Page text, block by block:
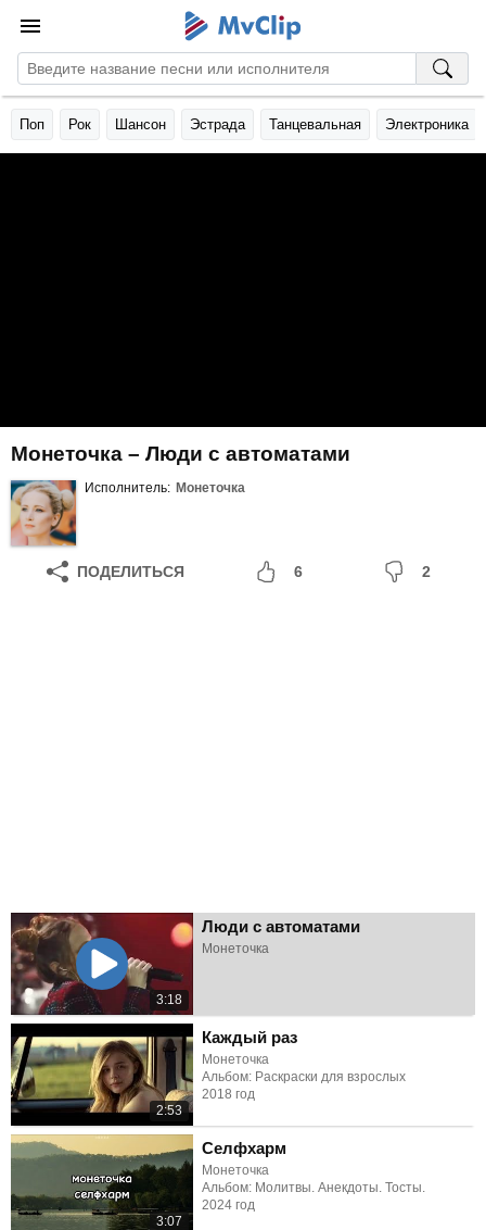
Поп Рок Шансон Эстрада Танцевальная Электроника
Монеточка – Люди с автоматами
Исполнитель: Монеточка
ПОДЕЛИТЬСЯ 6 2
3:18
Люди с автоматами
Монеточка
2:53
Каждый раз
Монеточка
Альбом: Раскраски для взрослых
2018 год
3:07
Селфхарм
Монеточка
Альбом: Молитвы. Анекдоты. Тосты.
2024 год